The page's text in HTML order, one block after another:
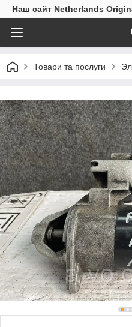
Наш сайт Netherlands
Товари та послуги